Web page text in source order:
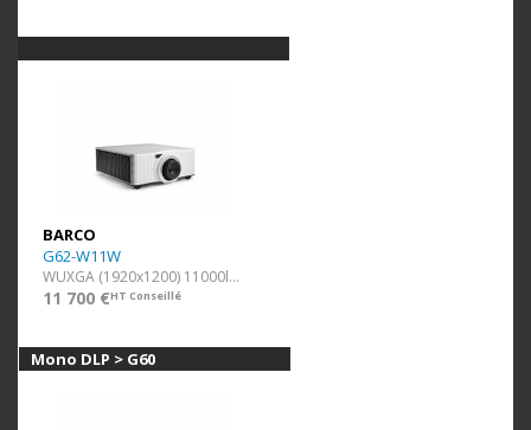
BARCO
G62-W11W
WUXGA (1920x1200) 11000lm Blanc
11 700 €HT Conseillé
Mono DLP > G60